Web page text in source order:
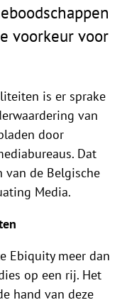
voorkeur voor
is er sprake
van
door
Dat
de Belgische
Media.
Ebiquity meer dan
op een rij. Het
hand van deze